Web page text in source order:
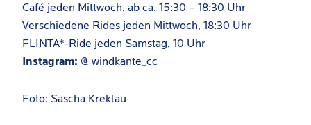
Café jeden Mittwoch, ab ca. 15:30 – 18:30 Uhr
Verschiedene Rides jeden Mittwoch, 18:30 Uhr
FLINTA*-Ride jeden Samstag, 10 Uhr
Instagram: @ windkante_cc
Foto: Sascha Kreklau